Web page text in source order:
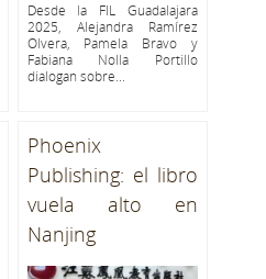
Desde la FIL Guadalajara
2025, Alejandra Ramírez
Olvera, Pamela Bravo y
Fabiana Nolla Portillo
dialogan sobre...
Phoenix
Publishing: el libro
vuela alto en
Nanjing